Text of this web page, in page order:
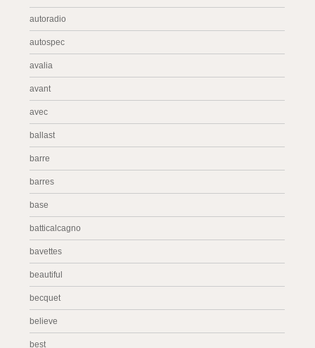
autoradio
autospec
avalia
avant
avec
ballast
barre
barres
base
batticalcagno
bavettes
beautiful
becquet
believe
best